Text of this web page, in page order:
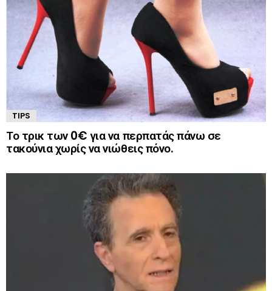
TIPS
Το τρικ των 0€ για να περπατάς πάνω σε
τακούνια χωρίς να νιώθεις πόνο.